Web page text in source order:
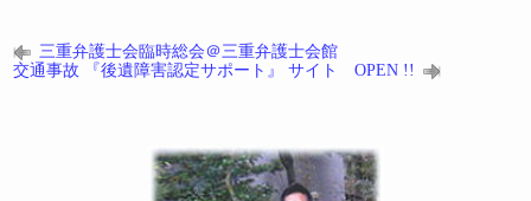
三重弁護士会臨時総会＠三重弁護士会館
交通事故 『後遺障害認定サポート』 サイト OPEN !!